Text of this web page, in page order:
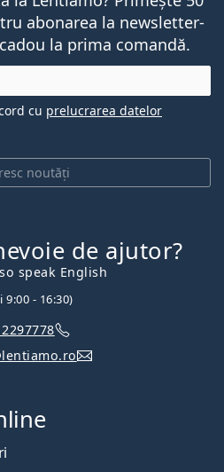
abonarea la newsletter-
la prima comandă.
noutăți
cu prelucrarea datelor
de ajutor?
speak English
9:00 - 16:30)